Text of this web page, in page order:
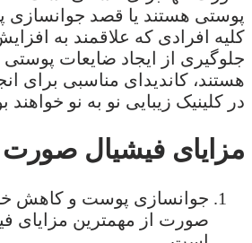
پوستی هستند یا قصد جوانسازی
کلیه افرادی که علاقمند به
جلوگیری از ایجاد ضایعات
هستند، کاندیدای مناسبی برای
در کلینیک زیبایی نو به نو خواهند
مزایای فیشیال صورت
جوانسازی پوست و کاهش
صورت از مهمترین مزایای